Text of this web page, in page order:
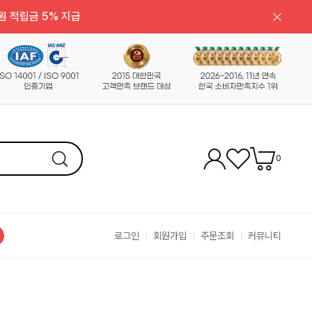
적립금 5% 지급
0
로그인 회원가입 주문조회 커뮤니티